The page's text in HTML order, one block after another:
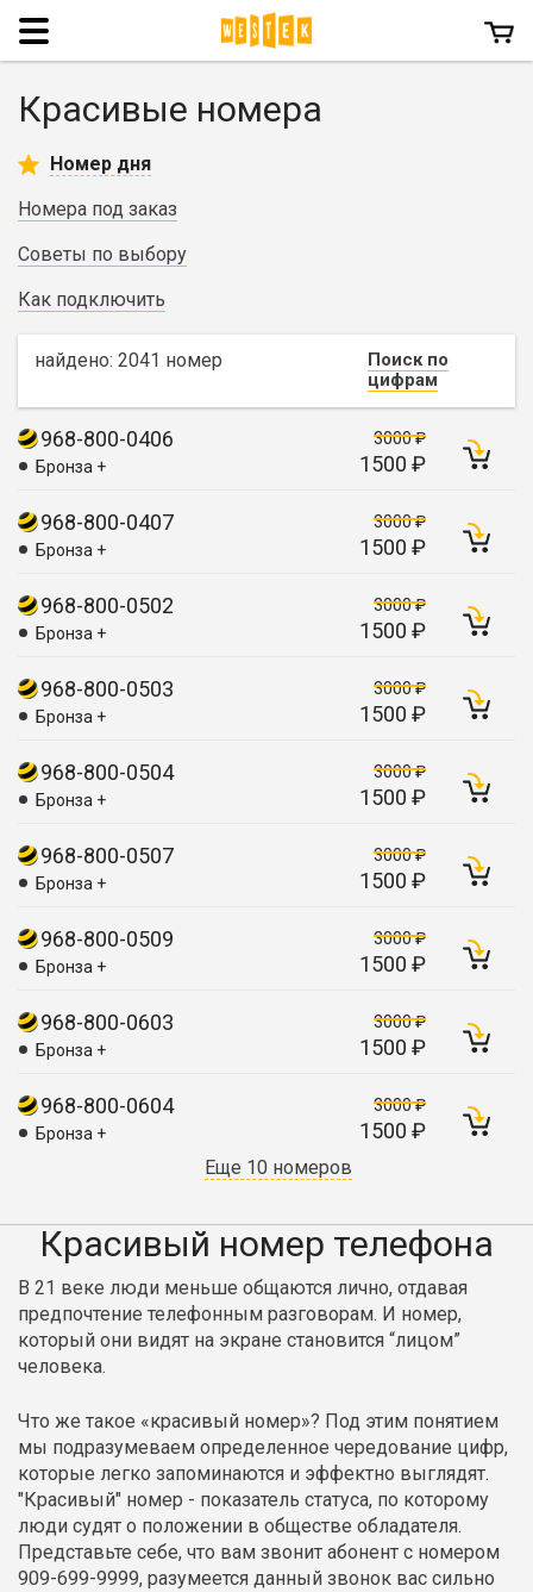
Красивые номера
Номер дня
Номера под заказ
Советы по выбору
Как подключить
найдено: 2041 номер
Поиск по
цифрам
968-800-0406
Бронза +
3000 ₽
1500 ₽
968-800-0407
Бронза +
3000 ₽
1500 ₽
968-800-0502
Бронза +
3000 ₽
1500 ₽
968-800-0503
Бронза +
3000 ₽
1500 ₽
968-800-0504
Бронза +
3000 ₽
1500 ₽
968-800-0507
Бронза +
3000 ₽
1500 ₽
968-800-0509
Бронза +
3000 ₽
1500 ₽
968-800-0603
Бронза +
3000 ₽
1500 ₽
968-800-0604
Бронза +
3000 ₽
1500 ₽
Еще 10 номеров
Красивый номер телефона
В 21 веке люди меньше общаются лично, отдавая
предпочтение телефонным разговорам. И номер,
который они видят на экране становится “лицом”
человека.
Что же такое «красивый номер»? Под этим понятием
мы подразумеваем определенное чередование цифр,
которые легко запоминаются и эффектно выглядят.
"Красивый" номер - показатель статуса, по которому
люди судят о положении в обществе обладателя.
Представьте себе, что вам звонит абонент с номером
909-699-9999, разумеется данный звонок вас сильно